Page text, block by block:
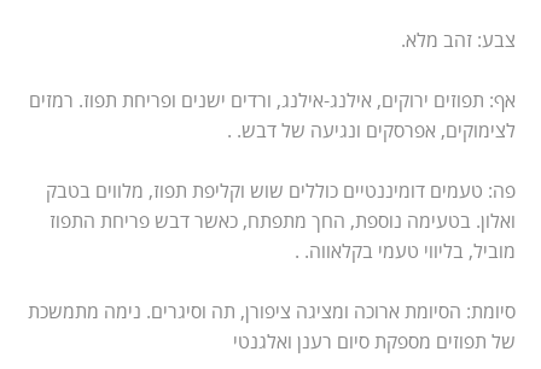
צבע: זהב מלא.
אף: תפוזים ירוקים, אילנג-אילנג, ורדים ישנים ופריחת תפוז. רמזים
לצימוקים, אפרסקים ונגיעה של דבש. .
פה: טעמים דומיננטיים כוללים שוש וקליפת תפוז, מלווים בטבק
ואלון. בטעימה נוספת, החך מתפתח, כאשר דבש פריחת התפוז
מוביל, בליווי טעמי בקלאווה. .
סיומת: הסיומת ארוכה ומציגה ציפורן, תה וסיגרים. נימה מתמשכת
של תפוזים מספקת סיום רענן ואלגנטי